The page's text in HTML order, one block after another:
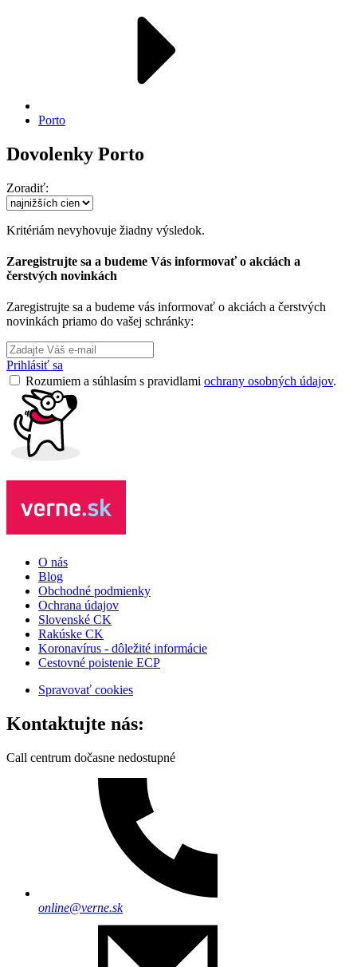
Porto
Dovolenky Porto
Zoradiť:
Kritériám nevyhovuje žiadny výsledok.
Zaregistrujte sa a budeme Vás informovať o akciách a
čerstvých novinkách
Zaregistrujte sa a budeme vás informovať o akciách a čerstvých
novinkách priamo do vašej schránky:
Prihlásiť sa
Rozumiem a súhlasím s pravidlami ochrany osobných údajov.
O nás
Blog
Obchodné podmienky
Ochrana údajov
Slovenské CK
Rakúske CK
Koronavírus - dôležité informácie
Cestovné poistenie ECP
Spravovať cookies
Kontaktujte nás:
Call centrum dočasne nedostupné
online@verne.sk